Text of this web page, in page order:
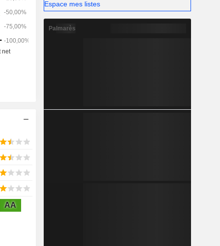
Le
et le
dans le
AA
Espace mes listes
Palmarès